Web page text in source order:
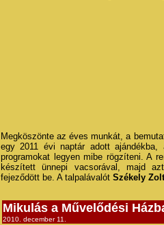
Megköszönte az éves munkát, a
egy 2011 évi naptár adott
programokat legyen mibe rögzíteni. A
készített ünnepi vacsorával, majd
fejeződött be. A talpalávalót Székely
Mikulás a Művelődési
2010. december 11.